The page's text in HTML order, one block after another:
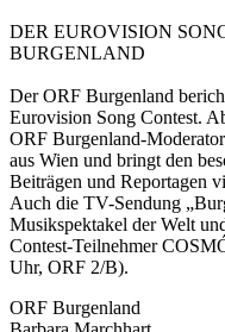
DER EUROVISION
BURGENLAND
Der ORF Burgenland
Eurovision Song Contest.
ORF Burgenland-
aus Wien und bringt den
Beiträgen und Reportagen
Auch die TV-Sendung
Musikspektakel der Welt
Contest-Teilnehmer
Uhr, ORF 2/B).
ORF Burgenland